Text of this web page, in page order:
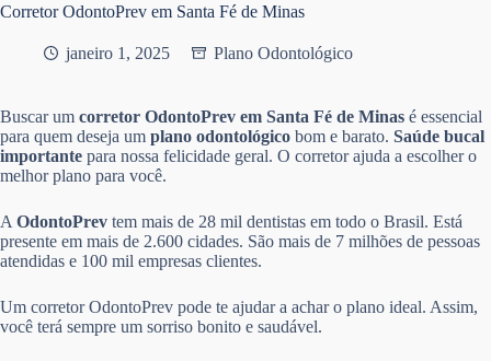
Corretor OdontoPrev em Santa Fé de Minas
janeiro 1, 2025 Plano Odontológico
Buscar um corretor OdontoPrev em Santa Fé de Minas é essencial
para quem deseja um plano odontológico bom e barato. Saúde bucal
importante para nossa felicidade geral. O corretor ajuda a escolher o
melhor plano para você.
A OdontoPrev tem mais de 28 mil dentistas em todo o Brasil. Está
presente em mais de 2.600 cidades. São mais de 7 milhões de pessoas
atendidas e 100 mil empresas clientes.
Um corretor OdontoPrev pode te ajudar a achar o plano ideal. Assim,
você terá sempre um sorriso bonito e saudável.